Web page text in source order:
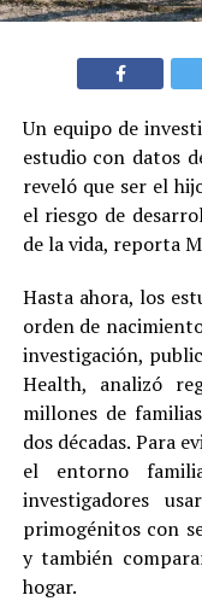
Un equipo de
estudio con datos
reveló que ser el
el riesgo de
de la vida, reporta
Hasta ahora, los
orden de
investigación,
Health, analizó
millones de
dos décadas. Para
el entorno
investigadores
primogénitos con
y también
hogar.